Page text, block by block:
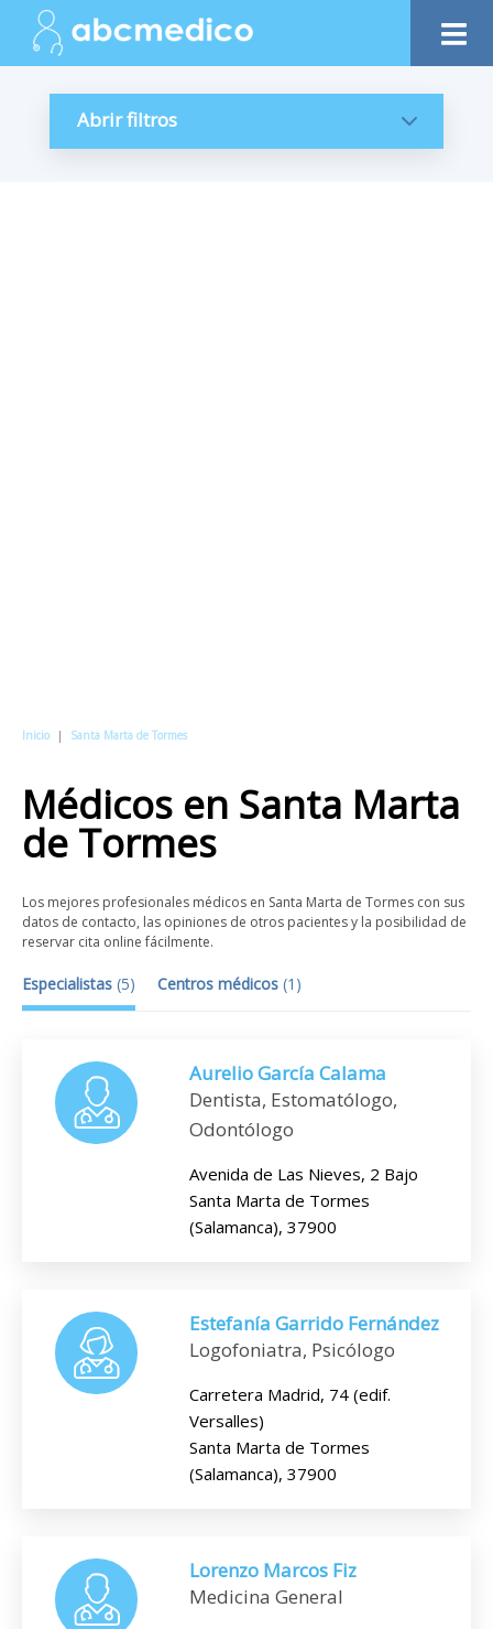
Abrir filtros
Inicio | Santa Marta de Tormes
Médicos en Santa Marta
de Tormes
Los mejores profesionales médicos en Santa Marta de Tormes con sus
datos de contacto, las opiniones de otros pacientes y la posibilidad de
reservar cita online fácilmente.
Especialistas (5) Centros médicos (1 )
Aurelio García Calama
Dentista, Estomatólogo,
Odontólogo
Avenida de Las Nieves, 2 Bajo
Santa Marta de Tormes
(Salamanca), 37900
Estefanía Garrido Fernández
Logofoniatra, Psicólogo
Carretera Madrid, 74 (edif.
Versalles)
Santa Marta de Tormes
(Salamanca), 37900
Lorenzo Marcos Fiz
Medicina General